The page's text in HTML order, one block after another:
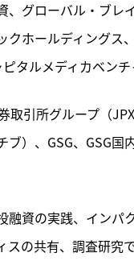
グローバル・ブレ
ホールディングス
タルメディカベン
引所グループ（
）、GSG、GSG
資の実践、インパ
の共有、調査研